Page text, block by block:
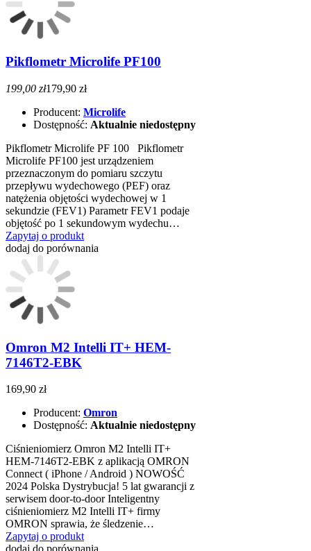
Pikflometr Microlife PF100
199,00 zł179,90 zł
Producent: Microlife
Dostępność: Aktualnie niedostępny
Pikflometr Microlife PF 100 Pikflometr
Microlife PF100 jest urządzeniem
przeznaczonym do pomiaru szczytu
przepływu wydechowego (PEF) oraz
natężenia objętości wydechowej w 1
sekundzie (FEV1) Parametr FEV1 podaje
objętość po 1 sekundowym wydechu…
Zapytaj o produkt
dodaj do porównania
Omron M2 Intelli IT+ HEM-
7146T2-EBK
169,90 zł
Producent: Omron
Dostępność: Aktualnie niedostępny
Ciśnieniomierz Omron M2 Intelli IT+
HEM-7146T2-EBK z aplikacją OMRON
Connect ( iPhone / Android ) NOWOŚĆ
2024 Polska Dystrybucja! 5 lat gwarancji z
serwisem door-to-door Inteligentny
ciśnieniomierz M2 Intelli IT+ firmy
OMRON sprawia, że śledzenie…
Zapytaj o produkt